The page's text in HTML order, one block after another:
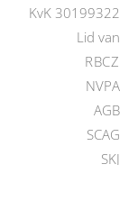
KvK 30199322
Lid van
RBCZ
NVPA
AGB
SCAG
SKJ